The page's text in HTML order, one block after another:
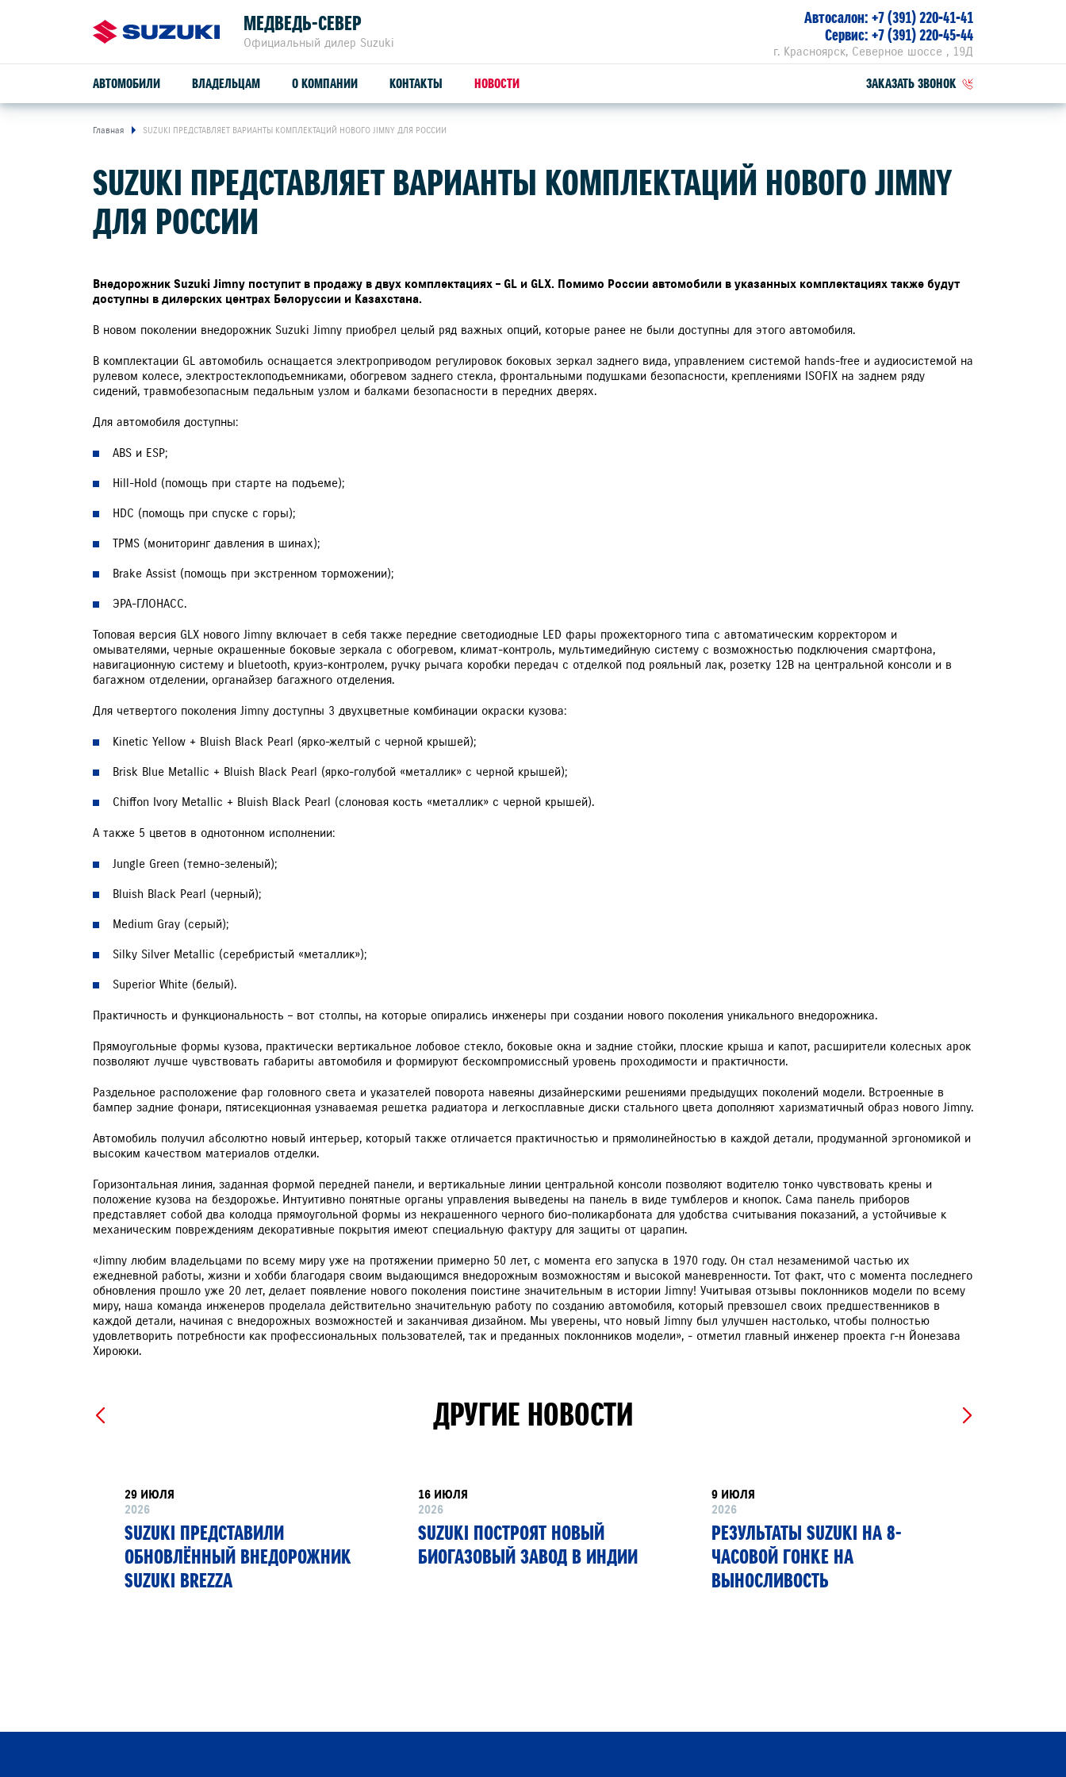
МЕДВЕДЬ-СЕВЕР
Официальный дилер Suzuki
г. Красноярск, Северное шоссе , 19Д
Автосалон: +7 (391) 220-41-41
Сервис: +7 (391) 220-45-44
АВТОМОБИЛИ
SUZUKI VITARA
4,9 л/100 км
2WD, ALLGRIP 4WD
ВЛАДЕЛЬЦАМ
ОБСЛУЖИВАНИЕ И РЕМОНТ
ПРОГРАММА ЛОЯЛЬНОСТИ
СЕРВИСНОЕ ОБСЛУЖИВАНИЕ
ГАРАНТИЙНОЕ ОБСЛУЖИВАНИЕ
ЗАПЧАСТИ И АКСЕССУАРЫ
КУЗОВНЫЕ ЗАПЧАСТИ И РЕМОНТ
СПЕЦПРЕДЛОЖЕНИЯ
ЗАПИСЬ НА ТО РАССЧИТАТЬ ТО СЕРВИСНЫЕ КАМПАНИИ
О КОМПАНИИ КОНТАКТЫ НОВОСТИ
АВТОМОБИЛИ В НАЛИЧИИ
ЗАКАЗАТЬ ЗВОНОК
Главная SUZUKI ПРЕДСТАВЛЯЕТ ВАРИАНТЫ КОМПЛЕКТАЦИЙ НОВОГО JIMNY ДЛЯ РОССИИ
SUZUKI ПРЕДСТАВЛЯЕТ ВАРИАНТЫ КОМПЛЕКТАЦИЙ НОВОГО JIMNY
ДЛЯ РОССИИ
Внедорожник Suzuki Jimny поступит в продажу в двух комплектациях – GL и GLX. Помимо России автомобили в указанных комплектациях также будут
доступны в дилерских центрах Белоруссии и Казахстана.
В новом поколении внедорожник Suzuki Jimny приобрел целый ряд важных опций, которые ранее не были доступны для этого автомобиля.
В комплектации GL автомобиль оснащается электроприводом регулировок боковых зеркал заднего вида, управлением системой hands-free и аудиосистемой на
рулевом колесе, электростеклоподъемниками, обогревом заднего стекла, фронтальными подушками безопасности, креплениями ISOFIX на заднем ряду
сидений, травмобезопасным педальным узлом и балками безопасности в передних дверях.
Для автомобиля доступны:
ABS и ESP;
Hill-Hold (помощь при старте на подъеме);
HDC (помощь при спуске с горы);
TPMS (мониторинг давления в шинах);
Brake Assist (помощь при экстренном торможении);
ЭРА-ГЛОНАСС.
Топовая версия GLX нового Jimny включает в себя также передние светодиодные LED фары прожекторного типа с автоматическим корректором и
омывателями, черные окрашенные боковые зеркала с обогревом, климат-контроль, мультимедийную систему с возможностью подключения смартфона,
навигационную систему и bluetooth, круиз-контролем, ручку рычага коробки передач с отделкой под рояльный лак, розетку 12В на центральной консоли и в
багажном отделении, органайзер багажного отделения.
Для четвертого поколения Jimny доступны 3 двухцветные комбинации окраски кузова:
Kinetic Yellow + Bluish Black Pearl (ярко-желтый с черной крышей);
Brisk Blue Metallic + Bluish Black Pearl (ярко-голубой «металлик» с черной крышей);
Chiffon Ivory Metallic + Bluish Black Pearl (слоновая кость «металлик» с черной крышей).
А также 5 цветов в однотонном исполнении:
Jungle Green (темно-зеленый);
Bluish Black Pearl (черный);
Medium Gray (серый);
Silky Silver Metallic (серебристый «металлик»);
Superior White (белый).
Практичность и функциональность – вот столпы, на которые опирались инженеры при создании нового поколения уникального внедорожника.
Прямоугольные формы кузова, практически вертикальное лобовое стекло, боковые окна и задние стойки, плоские крыша и капот, расширители колесных арок
позволяют лучше чувствовать габариты автомобиля и формируют бескомпромиссный уровень проходимости и практичности.
Раздельное расположение фар головного света и указателей поворота навеяны дизайнерскими решениями предыдущих поколений модели. Встроенные в
бампер задние фонари, пятисекционная узнаваемая решетка радиатора и легкосплавные диски стального цвета дополняют харизматичный образ нового Jimny.
Автомобиль получил абсолютно новый интерьер, который также отличается практичностью и прямолинейностью в каждой детали, продуманной эргономикой и
высоким качеством материалов отделки.
Горизонтальная линия, заданная формой передней панели, и вертикальные линии центральной консоли позволяют водителю тонко чувствовать крены и
положение кузова на бездорожье. Интуитивно понятные органы управления выведены на панель в виде тумблеров и кнопок. Сама панель приборов
представляет собой два колодца прямоугольной формы из некрашенного черного био-поликарбоната для удобства считывания показаний, а устойчивые к
механическим повреждениям декоративные покрытия имеют специальную фактуру для защиты от царапин.
«Jimny любим владельцами по всему миру уже на протяжении примерно 50 лет, с момента его запуска в 1970 году. Он стал незаменимой частью их
ежедневной работы, жизни и хобби благодаря своим выдающимся внедорожным возможностям и высокой маневренности. Тот факт, что с момента последнего
обновления прошло уже 20 лет, делает появление нового поколения поистине значительным в истории Jimny! Учитывая отзывы поклонников модели по всему
миру, наша команда инженеров проделала действительно значительную работу по созданию автомобиля, который превзошел своих предшественников в
каждой детали, начиная с внедорожных возможностей и заканчивая дизайном. Мы уверены, что новый Jimny был улучшен настолько, чтобы полностью
удовлетворить потребности как профессиональных пользователей, так и преданных поклонников модели», - отметил главный инженер проекта г-н Йонезава
Хироюки.
ДРУГИЕ НОВОСТИ
29 ИЮЛЯ
2026
SUZUKI ПРЕДСТАВИЛИ
ОБНОВЛЁННЫЙ ВНЕДОРОЖНИК
SUZUKI BREZZA
16 ИЮЛЯ
2026
SUZUKI ПОСТРОЯТ НОВЫЙ
БИОГАЗОВЫЙ ЗАВОД В ИНДИИ
9 ИЮЛЯ
2026
РЕЗУЛЬТАТЫ SUZUKI НА 8-
ЧАСОВОЙ ГОНКЕ НА
ВЫНОСЛИВОСТЬ